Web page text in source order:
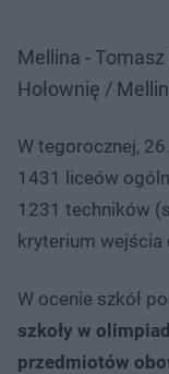
Mellina -
Hołownię /
W tegorocznej,
1431 liceów
1231 techników
kryterium wejścia
W ocenie szkół
szkoły w
przedmiotów